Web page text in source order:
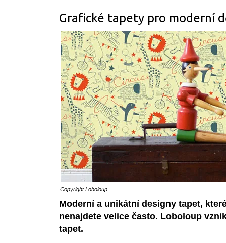
Grafické tapety pro moderní
CopyrightLoboloup
Moderní a unikátní designy tapet,
nenajdete velice často. Loboloup
tapet.